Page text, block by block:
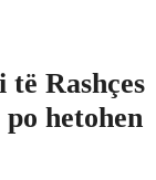
Rashçes
hetohen